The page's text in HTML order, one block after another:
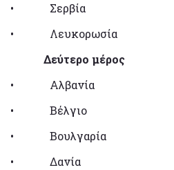
• Σερβία
• Λευκορωσία
Δεύτερο μέρος
• Αλβανία
• Βέλγιο
• Βουλγαρία
• Δανία